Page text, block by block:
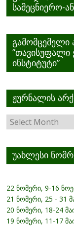
სამეცნიერო-
გამომცემელი
”თავისუფალი
ინსტიტუტი”
ჟურნალის
ჟურნალის
არქივი
უახლესი
22 ნომერი, 9-16
21 ნომერი, 25 - 31
20 ნომერი, 18-24
19 ნომერი, 11-17